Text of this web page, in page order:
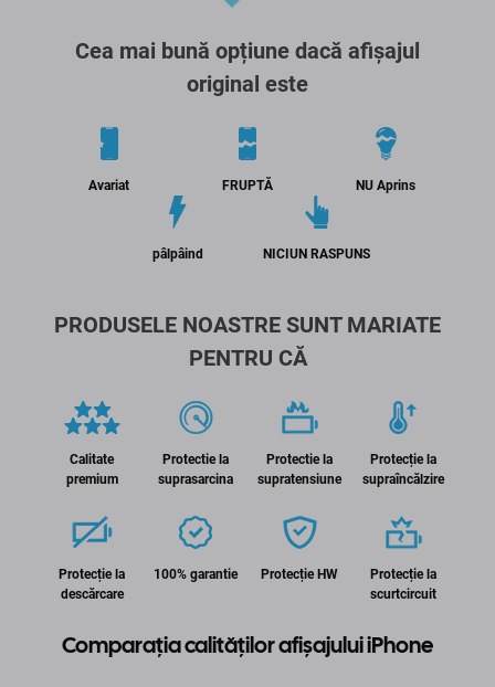
Cea mai bună opțiune dacă afișajul
original este
Avariat FRUPTĂ NU Aprins
pâlpâind NICIUN RASPUNS
PRODUSELE NOASTRE SUNT MARIATE
PENTRU CĂ
Calitate
premium
Protectie la
suprasarcina
Protectie la
supratensiune
Protecție la
supraîncălzire
Protecție la
descărcare
100% garantie Protecție HW
Protecție la
scurtcircuit
Comparația calităților afișajului iPhone